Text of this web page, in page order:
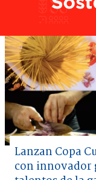
Lanzan Copa
con innovador